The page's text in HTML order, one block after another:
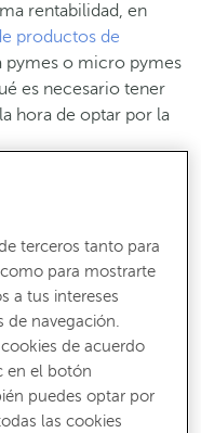
rentabilidad, en
productos de
pymes o micro pymes
es necesario tener
hora de optar por la
o
relacionado con la
la empresa o
la totalidad de la
principal e
se puede deducir en
Pero lo que
con ese
terceros tanto para
para mostrarte
a tus intereses
de navegación.
de acuerdo
en el botón
puedes optar por
las cookies